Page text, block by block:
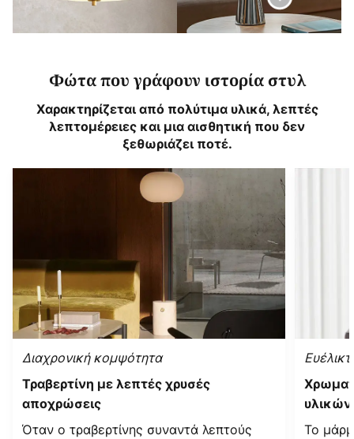
Φώτα που γράφουν ιστορία στυλ
Χαρακτηρίζεται από πολύτιμα υλικά, λεπτές
λεπτομέρειες και μια αισθητική που δεν
ξεθωριάζει ποτέ.
Διαχρονική κομψότητα
Τραβερτίνη με λεπτές χρυσές
αποχρώσεις
Όταν ο τραβερτίνης συναντά λεπτούς
υλικών
Το